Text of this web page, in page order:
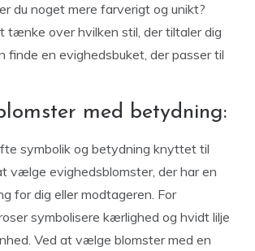
du noget mere farverigt og unikt?
tænke over hvilken stil, der tiltaler dig
finde en evighedsbuket, der passer til
med betydning:
symbolik og betydning knyttet til
vælge evighedsblomster, der har en
for dig eller modtageren. For
symbolisere kærlighed og hvidt lilje
Ved at vælge blomster med en